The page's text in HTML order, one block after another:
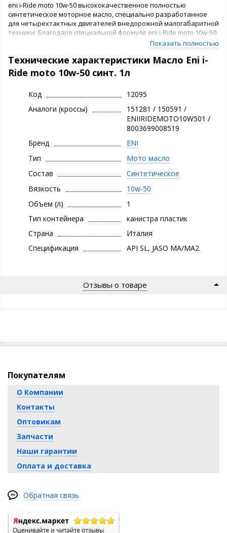
eni i-Ride moto 10w-50 высококачественное полностью
синтетическое моторное масло, специально разработанное
для четырехтактных двигателей внедорожной малогабаритной
техники. Благодаря специальной формуле eni i-Ride moto 10w-50
прекрасно противостоит тяжелым нагрузкам, появляющимся
при эксплуатации техники во внедорожных условиях.
Показать полностью
Технические характеристики Масло Eni i-
Ride moto 10w-50 синт. 1л
Код
12095
Аналоги (кроссы)
151281 / 150591 /
ENIIRIDEMOTO10W501 /
8003699008519
Бренд
ENI
Тип
Мото масло
Состав
Синтетическое
Вязкость
10w-50
Объем (л)
1
Тип контейнера
канистра пластик
Страна
Италия
Спецификация
API SL, JASO MA/MA2
Отзывы о товаре
Покупателям
О Компании
Контакты
Оптовикам
Запчасти
Наши гарантии
Оплата и доставка
Обратная связь